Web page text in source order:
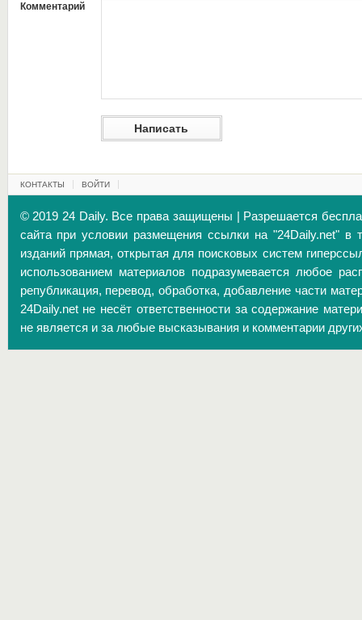
Комментарий
КОНТАКТЫ ВОЙТИ
© 2019 24 Daily. Все права защищены | Разрешается
сайта при условии размещения ссылки на "24Daily.net" в
изданий прямая, открытая для поисковых систем
использованием материалов подразумевается любое
републикация, перевод, обработка, добавление части
24Daily.net не несёт ответственности за содержание
не является и за любые высказывания и комментарии